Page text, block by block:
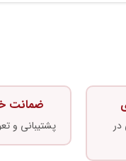
ضمانت
پشتیبانی و